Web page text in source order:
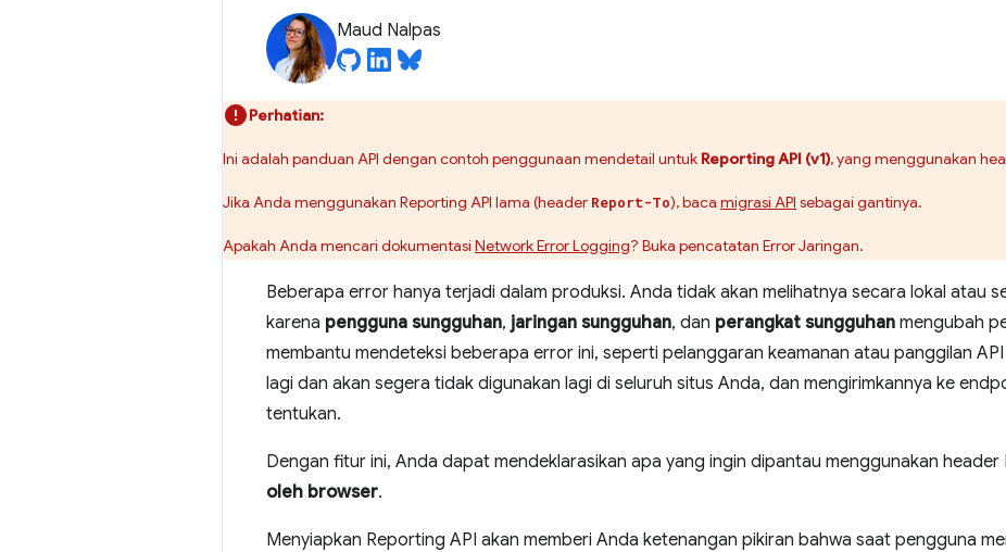
Maud Nalpas
Perhatian:
Ini adalah panduan API dengan contoh penggunaan mendetail untuk Reporting API (v1), yang menggunakan
Jika Anda menggunakan Reporting API lama (header Report-To), baca migrasi API sebagai gantinya.
Apakah Anda mencari dokumentasi Network Error Logging? Buka pencatatan Error Jaringan.
Beberapa error hanya terjadi dalam produksi. Anda tidak akan melihatnya secara lokal atau
karena pengguna sungguhan, jaringan sungguhan, dan perangkat sungguhan mengubah
membantu mendeteksi beberapa error ini, seperti pelanggaran keamanan atau panggilan
lagi dan akan segera tidak digunakan lagi di seluruh situs Anda, dan mengirimkannya ke
tentukan.
Dengan fitur ini, Anda dapat mendeklarasikan apa yang ingin dipantau menggunakan header
oleh browser.
Menyiapkan Reporting API akan memberi Anda ketenangan pikiran bahwa saat pengguna